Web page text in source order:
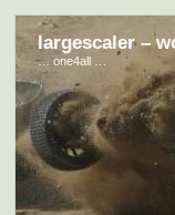
largescaler –
… one4all …